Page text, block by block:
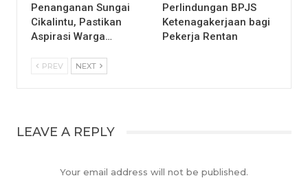
Penanganan Sungai
Cikalintu, Pastikan
Aspirasi Warga…
Perlindungan BPJS
Ketenagakerjaan bagi
Pekerja Rentan
PREV NEXT
LEAVE A REPLY
Your email address will not be published.